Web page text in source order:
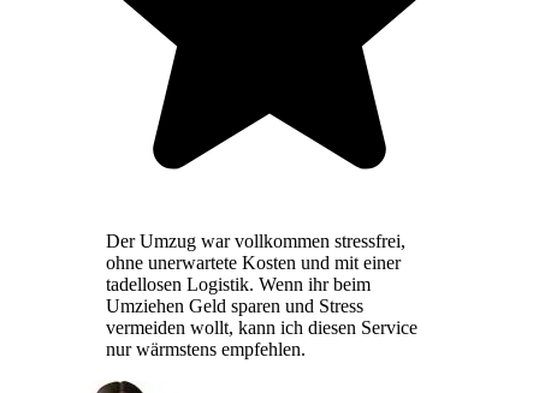
Der Umzug war vollkommen stressfrei,
ohne unerwartete Kosten und mit einer
tadellosen Logistik. Wenn ihr beim
Umziehen Geld sparen und Stress
vermeiden wollt, kann ich diesen Service
nur wärmstens empfehlen.